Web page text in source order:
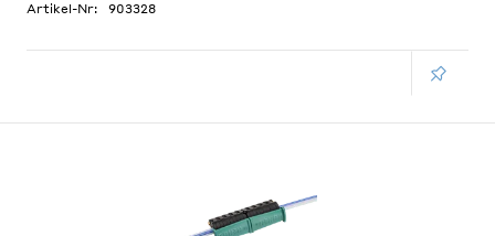
Artikel-Nr:
903328